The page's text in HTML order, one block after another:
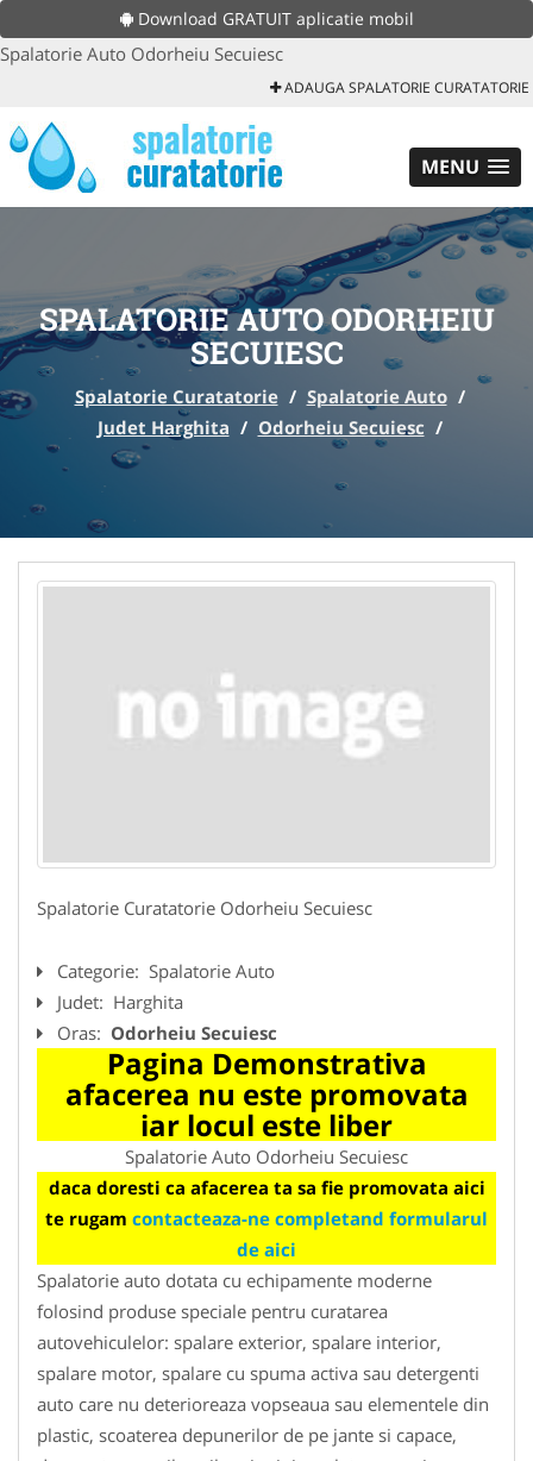
Download GRATUIT aplicatie mobil
Spalatorie Auto Odorheiu Secuiesc
ADAUGA SPALATORIE CURATATORIE
MENU
SPALATORIE AUTO ODORHEIU
SECUIESC
Spalatorie Curatatorie / Spalatorie Auto /
Judet Harghita / Odorheiu Secuiesc /
Spalatorie Curatatorie Odorheiu Secuiesc
Categorie: Spalatorie Auto
Judet: Harghita
Oras: Odorheiu Secuiesc
Pagina Demonstrativa
afacerea nu este promovata
iar locul este liber
Spalatorie Auto Odorheiu Secuiesc
daca doresti ca afacerea ta sa fie promovata aici
te rugam contacteaza-ne completand formularul
de aici
Spalatorie auto dotata cu echipamente moderne
folosind produse speciale pentru curatarea
autovehiculelor: spalare exterior, spalare interior,
spalare motor, spalare cu spuma activa sau detergenti
auto care nu deterioreaza vopseaua sau elementele din
plastic, scoaterea depunerilor de pe jante si capace,